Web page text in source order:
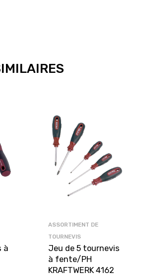
à
ASSORTIMENT DE
TOURNEVIS
Jeu de 5 tournevis
à fente/PH
KRAFTWERK 4162